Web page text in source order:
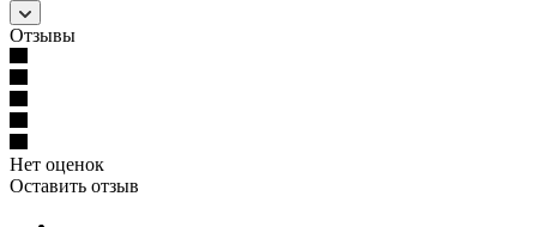
Отзывы
Нет оценок
Оставить отзыв